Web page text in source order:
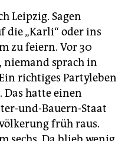
Leipzig. Sagen
die „Karli“ oder ins
zu feiern. Vor 30
niemand sprach in
richtiges Partyleben
Das hatte einen
und-Bauern-Staat
früh raus.